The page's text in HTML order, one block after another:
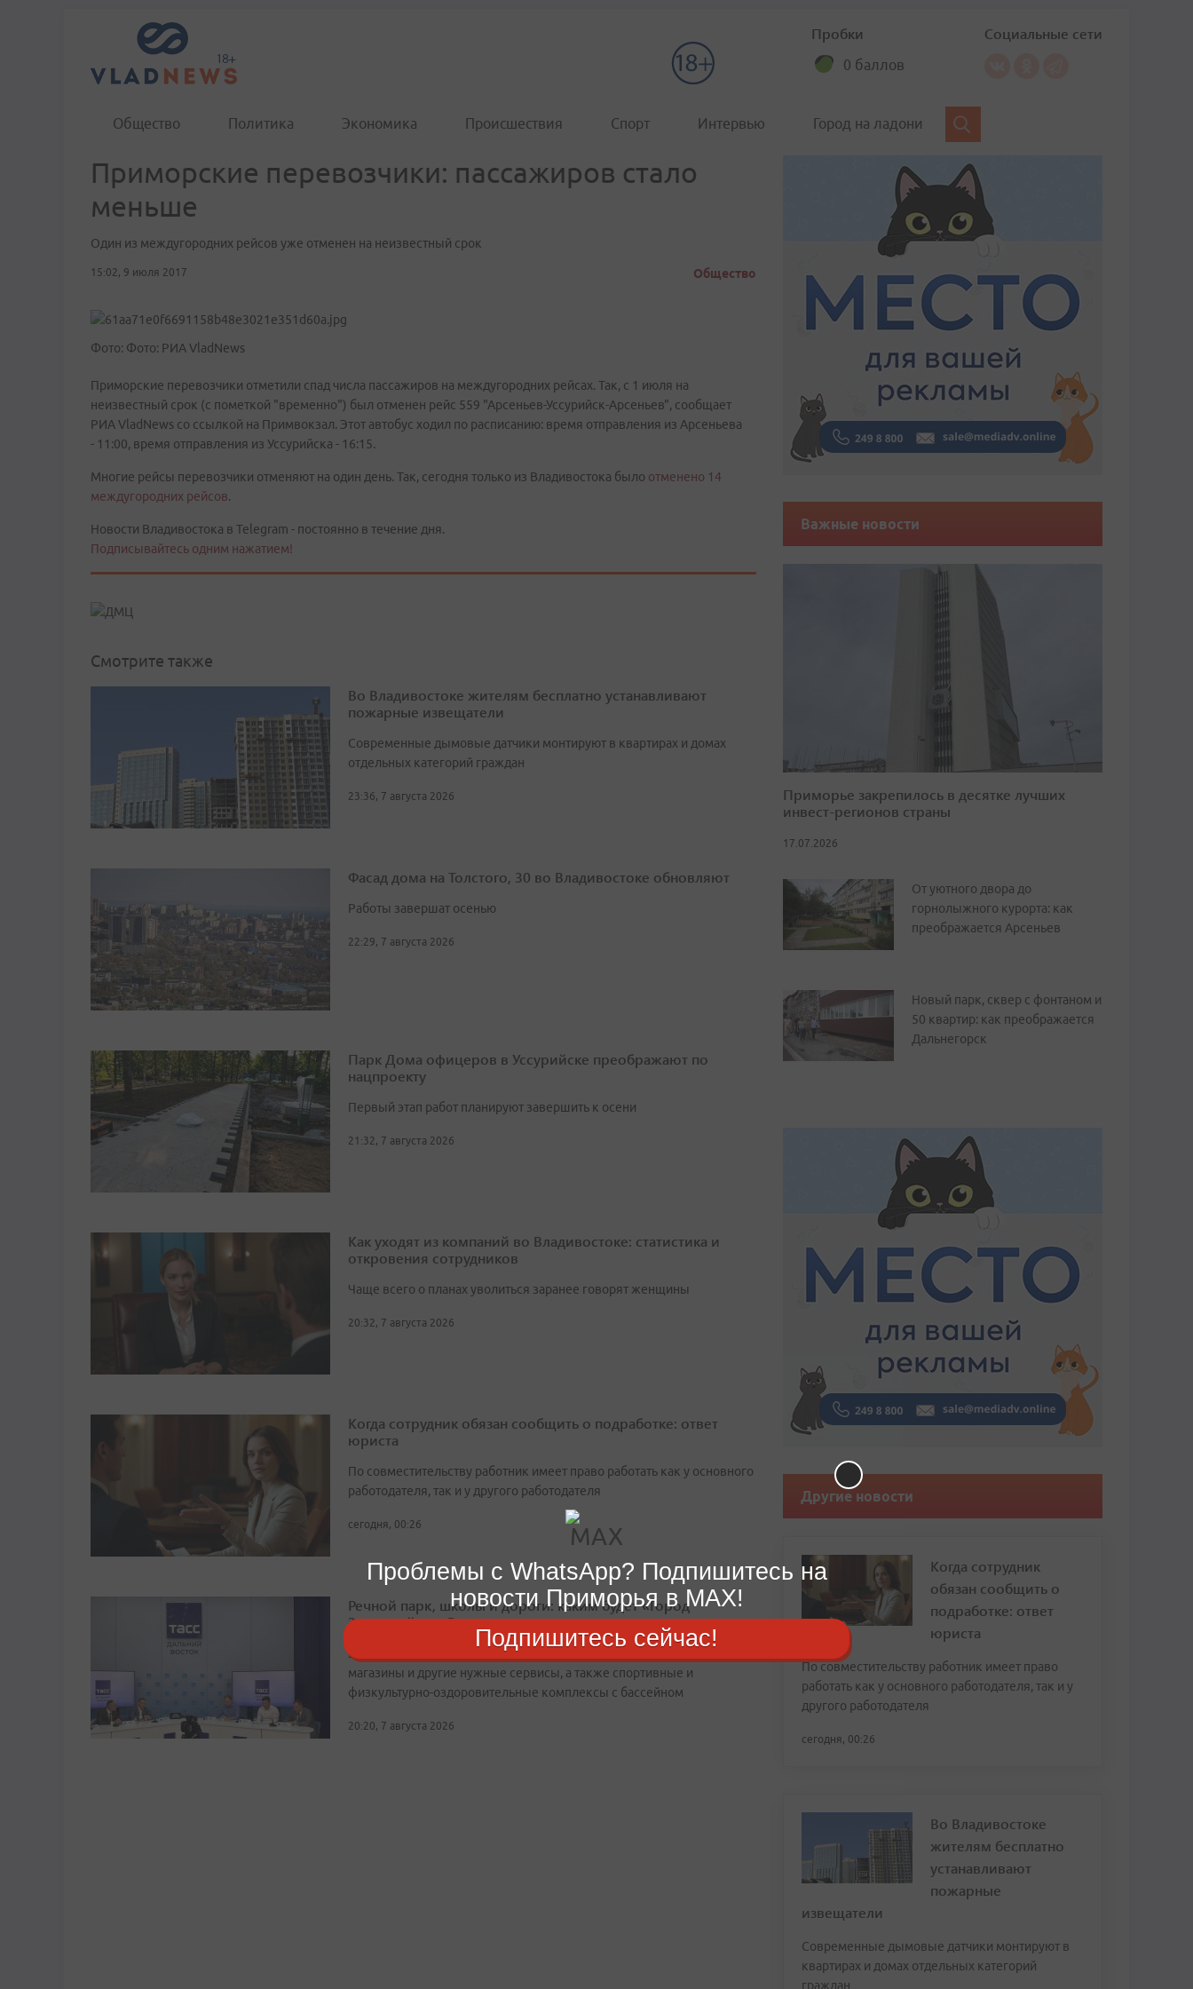
Пробки
0 баллов
Социальные сети
Общество Политика Экономика Происшествия Спорт Интервью Город на ладони
Приморские перевозчики: пассажиров стало
меньше
Один из междугородних рейсов уже отменен на неизвестный срок
15:02, 9 июля 2017 Общество
Фото: Фото: РИА VladNews
Приморские перевозчики отметили спад числа пассажиров на междугородних рейсах. Так, с 1 июля на
неизвестный срок (с пометкой "временно") был отменен рейс 559 "Арсеньев-Уссурийск-Арсеньев", сообщает
РИА VladNews со ссылкой на Примвокзал. Этот автобус ходил по расписанию: время отправления из Арсеньева
- 11:00, время отправления из Уссурийска - 16:15.
Многие рейсы перевозчики отменяют на один день. Так, сегодня только из Владивостока было отменено 14
междугородних рейсов.
Новости Владивостока в Telegram - постоянно в течение дня.
Подписывайтесь одним нажатием!
Смотрите также
Во Владивостоке жителям бесплатно устанавливают
пожарные извещатели
Современные дымовые датчики монтируют в квартирах и домах
отдельных категорий граждан
23:36, 7 августа 2026
Фасад дома на Толстого, 30 во Владивостоке обновляют
Работы завершат осенью
22:29, 7 августа 2026
Парк Дома офицеров в Уссурийске преображают по
нацпроекту
Первый этап работ планируют завершить к осени
21:32, 7 августа 2026
Как уходят из компаний во Владивостоке: статистика и
откровения сотрудников
Чаще всего о планах уволиться заранее говорят женщины
20:32, 7 августа 2026
Когда сотрудник обязан сообщить о подработке: ответ
юриста
По совместительству работник имеет право работать как у основного
работодателя, так и у другого работодателя
сегодня, 00:26
Речной парк, школы и дороги: каким будет «Город
Заметный» во Владивостоке
Здесь появятся не только дома, но четыре торговых центра, кафе,
магазины и другие нужные сервисы, а также спортивные и
физкультурно-оздоровительные комплексы с бассейном
20:20, 7 августа 2026
Важные новости
Приморье закрепилось в десятке лучших
инвест-регионов страны
17.07.2026
От уютного двора до
горнолыжного курорта: как
преображается Арсеньев
Новый парк, сквер с фонтаном и
50 квартир: как преображается
Дальнегорск
Другие новости
Когда сотрудник
обязан сообщить о
подработке: ответ
юриста
По совместительству работник имеет право
работать как у основного работодателя, так и у
другого работодателя
сегодня, 00:26
Во Владивостоке
жителям бесплатно
устанавливают
пожарные
извещатели
Современные дымовые датчики монтируют в
квартирах и домах отдельных категорий
граждан
Проблемы с WhatsApp? Подпишитесь на
новости Приморья в MAX!
Подпишитесь сейчас!